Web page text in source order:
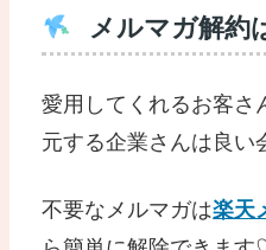
メルマガ解約
愛用してくれるお客さ
元する企業さんは良い
不要なメルマガは楽天